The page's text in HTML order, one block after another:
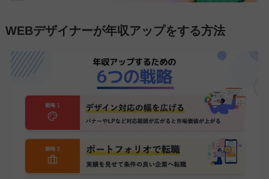
WEBデザイナーが年収アップをする方法